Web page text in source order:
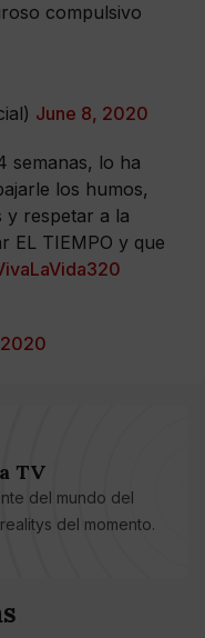
compulsivo
June 8, 2020
semanas, lo ha
los humos,
y respetar a la
EL TIEMPO y que
TV
del mundo del
del momento.